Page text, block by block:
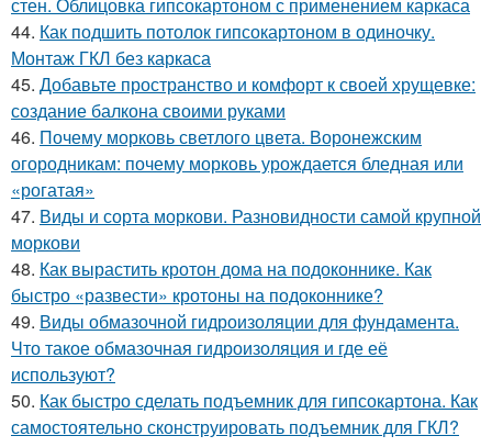
44. Как подшить потолок гипсокартоном в одиночку.
Монтаж ГКЛ без каркаса
45. Добавьте пространство и комфорт к своей хрущевке:
создание балкона своими руками
46. Почему морковь светлого цвета. Воронежским
огородникам: почему морковь урождается бледная или
«рогатая»
47. Виды и сорта моркови. Разновидности самой крупной
моркови
48. Как вырастить кротон дома на подоконнике. Как
быстро «развести» кротоны на подоконнике?
49. Виды обмазочной гидроизоляции для фундамента.
Что такое обмазочная гидроизоляция и где её
используют?
50. Как быстро сделать подъемник для гипсокартона. Как
самостоятельно сконструировать подъемник для ГКЛ?